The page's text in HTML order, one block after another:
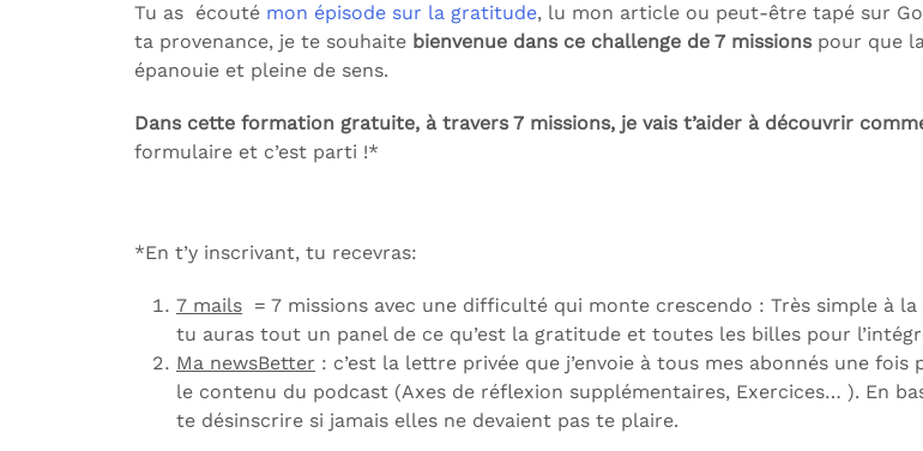
Tu as écouté mon épisode sur la gratitude, lu mon article ou peut-être tapé sur
ta provenance, je te souhaite bienvenue dans ce challenge de 7 missions pour que
épanouie et pleine de sens.
Dans cette formation gratuite, à travers 7 missions, je vais t’aider à découvrir
formulaire et c’est parti !*
*En t’y inscrivant, tu recevras:
7 mails = 7 missions avec une difficulté qui monte crescendo : Très simple à
tu auras tout un panel de ce qu’est la gratitude et toutes les billes pour
Ma newsBetter : c’est la lettre privée que j’envoie à tous mes abonnés une
le contenu du podcast (Axes de réflexion supplémentaires, Exercices… ). En
te désinscrire si jamais elles ne devaient pas te plaire.